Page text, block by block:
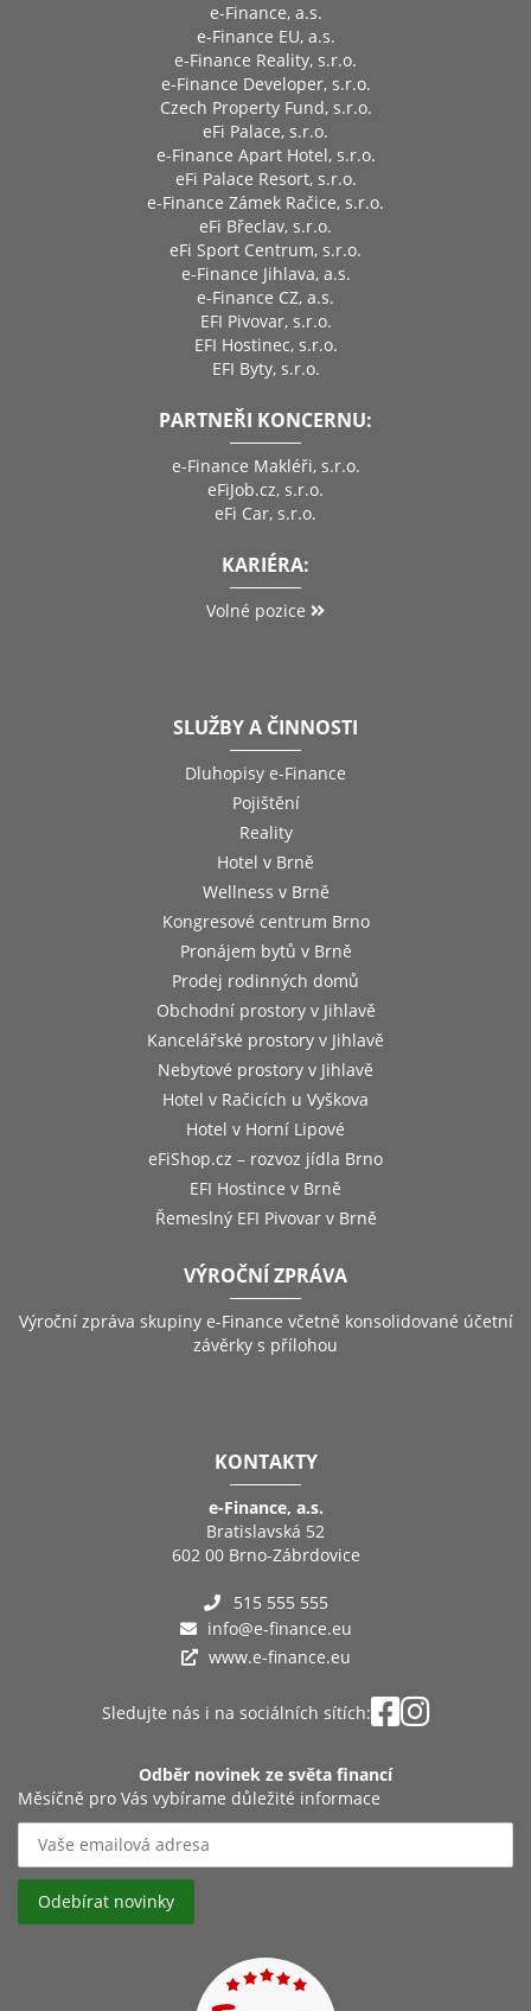
e-Finance, a.s.
e-Finance EU, a.s.
e-Finance Reality, s.r.o.
e-Finance Developer, s.r.o.
Czech Property Fund, s.r.o.
eFi Palace, s.r.o.
e-Finance Apart Hotel, s.r.o.
eFi Palace Resort, s.r.o.
e-Finance Zámek Račice, s.r.o.
eFi Břeclav, s.r.o.
eFi Sport Centrum, s.r.o.
e-Finance Jihlava, a.s.
e-Finance CZ, a.s.
EFI Pivovar, s.r.o.
EFI Hostinec, s.r.o.
EFI Byty, s.r.o.
PARTNEŘI KONCERNU:
e-Finance Makléři, s.r.o.
eFiJob.cz, s.r.o.
eFi Car, s.r.o.
KARIÉRA:
Volné pozice
SLUŽBY A ČINNOSTI
Dluhopisy e-Finance
Pojištění
Reality
Hotel v Brně
Wellness v Brně
Kongresové centrum Brno
Pronájem bytů v Brně
Prodej rodinných domů
Obchodní prostory v Jihlavě
Kancelářské prostory v Jihlavě
Nebytové prostory v Jihlavě
Hotel v Račicích u Vyškova
Hotel v Horní Lipové
eFiShop.cz – rozvoz jídla Brno
EFI Hostince v Brně
Řemeslný EFI Pivovar v Brně
VÝROČNÍ ZPRÁVA
Výroční zpráva skupiny e-Finance včetně konsolidované účetní
závěrky s přílohou
KONTAKTY
e-Finance, a.s.
Bratislavská 52
602 00 Brno-Zábrdovice
515 555 555
info@e-finance.eu
www.e-finance.eu
Sledujte nás i na sociálních sítích:
Odběr novinek ze světa financí
Měsíčně pro Vás vybírame důležité informace